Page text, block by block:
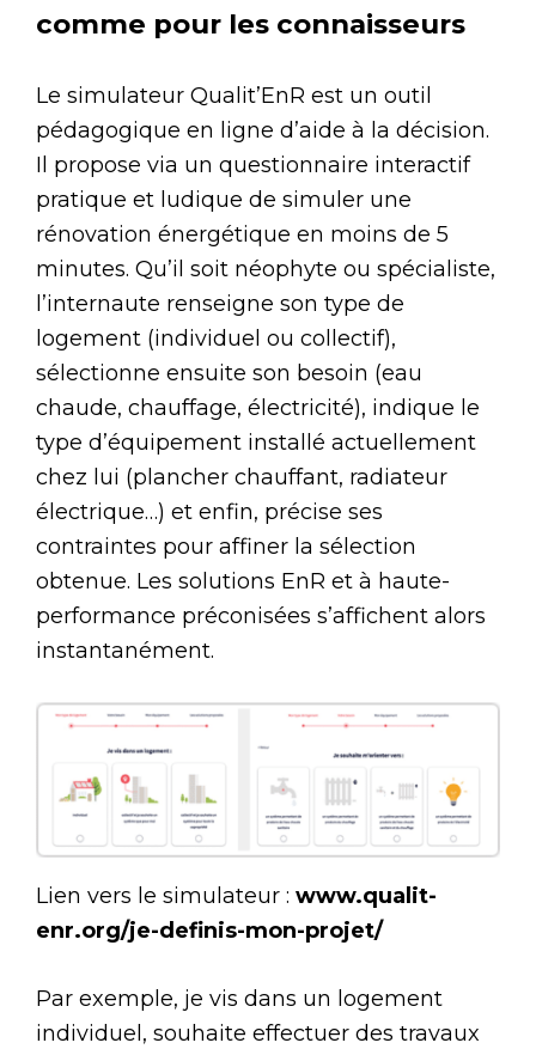
comme pour les connaisseurs
Le simulateur Qualit’EnR est un outil
pédagogique en ligne d’aide à la décision.
Il propose via un questionnaire interactif
pratique et ludique de simuler une
rénovation énergétique en moins de 5
minutes. Qu’il soit néophyte ou spécialiste,
l’internaute renseigne son type de
logement (individuel ou collectif),
sélectionne ensuite son besoin (eau
chaude, chauffage, électricité), indique le
type d’équipement installé actuellement
chez lui (plancher chauffant, radiateur
électrique…) et enfin, précise ses
contraintes pour affiner la sélection
obtenue. Les solutions EnR et à haute-
performance préconisées s’affichent alors
instantanément.
Lien vers le simulateur : www.qualit-
enr.org/je-definis-mon-projet/
Par exemple, je vis dans un logement
individuel, souhaite effectuer des travaux